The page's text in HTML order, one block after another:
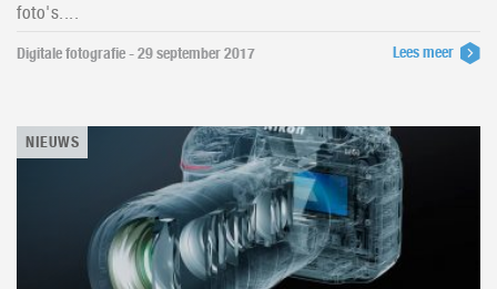
foto's....
Digitale fotografie - 29 september 2017 Lees meer
NIEUWS